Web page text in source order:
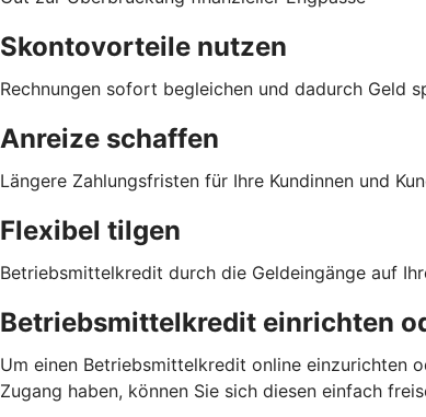
Skontovorteile nutzen
Rechnungen sofort begleichen und dadurch Geld
Anreize schaffen
Längere Zahlungsfristen für Ihre Kundinnen und
Flexibel tilgen
Betriebsmittelkredit durch die Geldeingänge auf
Betriebsmittelkredit einrichten
Um einen Betriebsmittelkredit online einzurichten
Zugang haben, können Sie sich diesen einfach